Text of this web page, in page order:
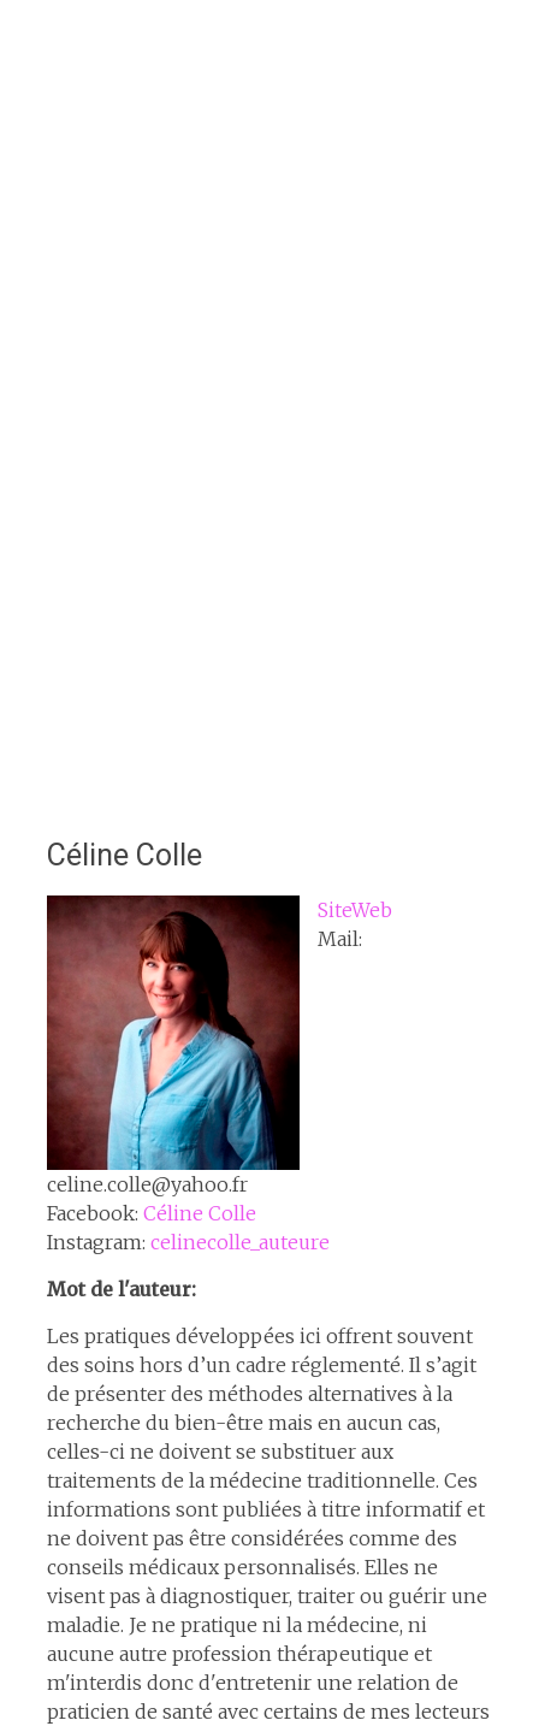
Céline Colle
SiteWeb
Mail:
celine.colle@yahoo.fr
Facebook: Céline Colle
Instagram: celinecolle_auteure
Mot de l'auteur:
Les pratiques développées ici offrent souvent
des soins hors d’un cadre réglementé. Il s’agit
de présenter des méthodes alternatives à la
recherche du bien-être mais en aucun cas,
celles-ci ne doivent se substituer aux
traitements de la médecine traditionnelle. Ces
informations sont publiées à titre informatif et
ne doivent pas être considérées comme des
conseils médicaux personnalisés. Elles ne
visent pas à diagnostiquer, traiter ou guérir une
maladie. Je ne pratique ni la médecine, ni
aucune autre profession thérapeutique et
m'interdis donc d'entretenir une relation de
praticien de santé avec certains de mes lecteurs